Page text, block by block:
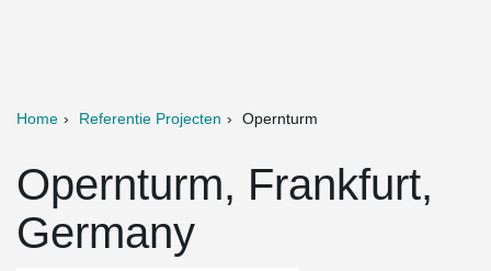
Home Referentie Projecten Opernturm
Opernturm, Frankfurt,
Germany